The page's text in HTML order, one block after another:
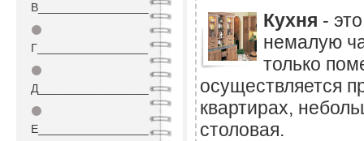
В_________________
⚫
Г_________________
⚫
Д_________________
⚫
Е_________________
Кухня -
немалую
только
осуществляется
квартирах,
столовая.